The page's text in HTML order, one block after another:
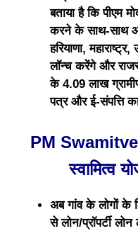
बताया है कि पीएम
करने के साथ-साथ
हरियाणा,
लॉन्च करेंगे और
के 4.09 लाख
पत्र और ई-संपत्ति
PM Swamitve
स्वामित्व
अब गांव के लोगों के
से लोन/प्रॉपर्टी